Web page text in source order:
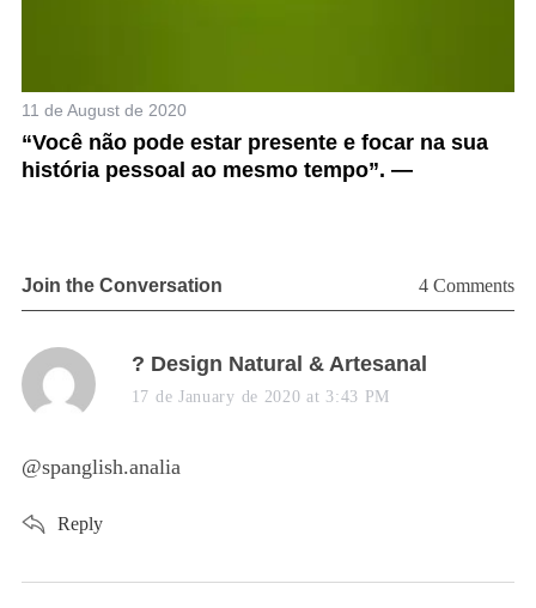
11 de August de 2020
“Você não pode estar presente e focar na sua
história pessoal ao mesmo tempo”. —
Join the Conversation 4 Comments
s
a
s
? Design Natural & Artesanal
17 de January de 2020 at 3:43 PM
@spanglish.analia
Reply